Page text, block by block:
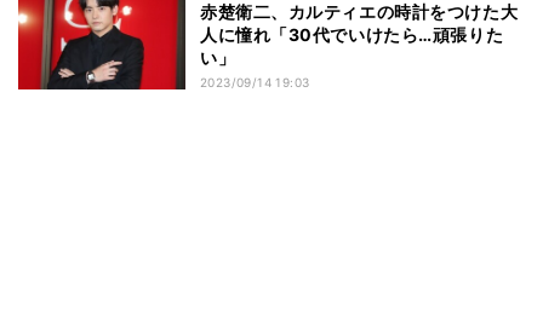
赤楚衛二、カルティエの時計をつけた大
人に憧れ「30代でいけたら…頑張りた
い」
2023/09/14 19:03